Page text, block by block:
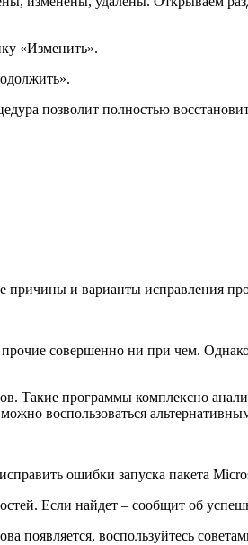
«Изменить».
позволит полностью
причины и варианты исправления
совершенно ни при чем.
Такие программы комплексно
воспользоваться
ошибки запуска пакета
Если найдет – сообщит об
появляется, воспользуйтесь